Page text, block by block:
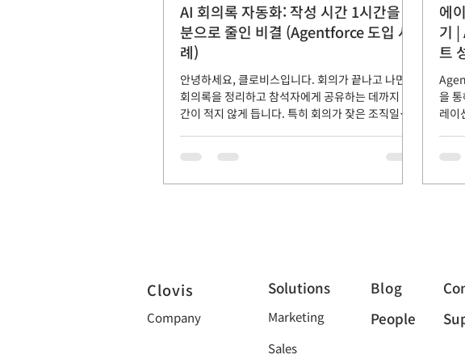
AI 회의록 자동화: 작성 시간 1시간을 5
분으로 줄인 비결 (Agentforce 도입 사
례)
안녕하세요, 클로비스입니다. 회의가 끝나고 나면
회의록을 정리하고 참석자에게 공유하는 데까지 시
간이 적지 않게 듭니다. 특히 회의가 잦은 조직일수
해 회의록 요약 자동화를 도입한 C사의 사례를 소개
해드리려고 합니다. 회의록 작성의 비효율 과 업무
편차가 있음 회의록 공유가 지연되거나 누락됨 또한,
기존의 AI 요약 도구들은 "몇 개의 핵심 포인트 + 액
션 아이템" 형태로 요약을 제공하는 경우가 많고, 범
있었습니다. Salesforce Agentforc
에
기
트
을
레이
Clovis
Company
Blog
People
Solutions
Marketing
Sales